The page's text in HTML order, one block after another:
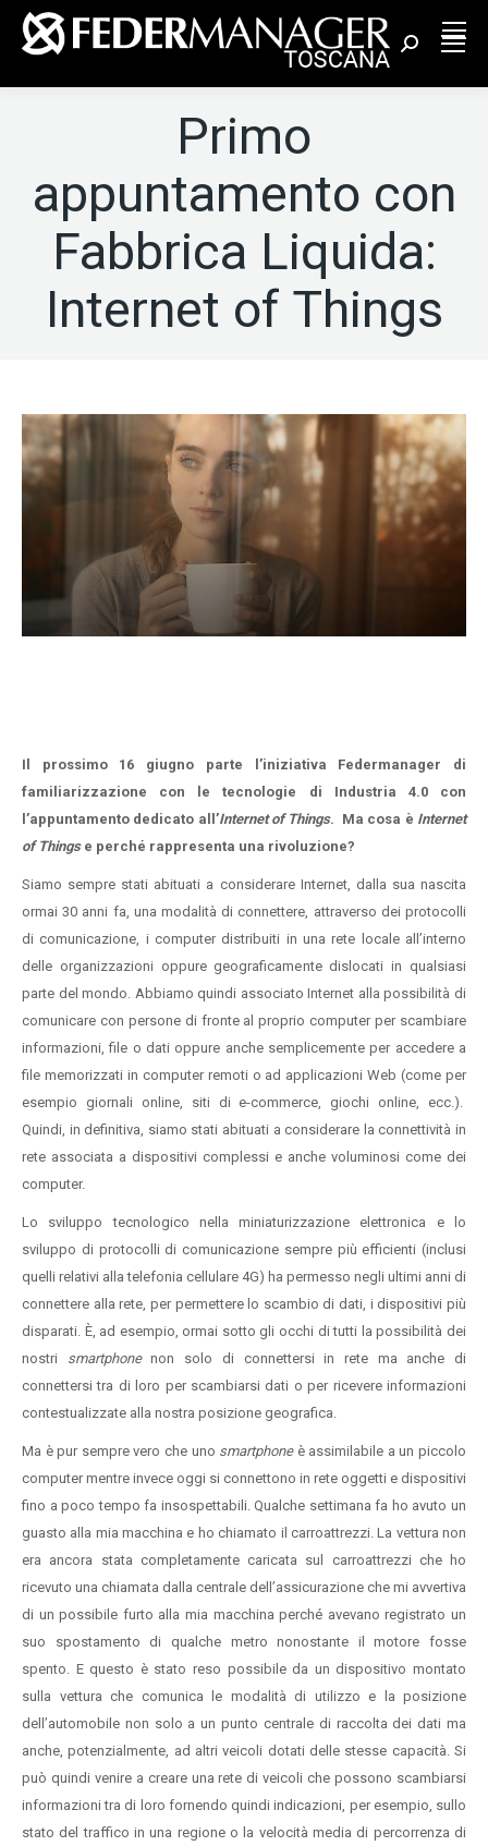
Cerca:
Primo
appuntamento con
Fabbrica Liquida:
Internet of Things
Il prossimo 16 giugno parte l’iniziativa Federmanager di
familiarizzazione con le tecnologie di Industria 4.0 con
l’appuntamento dedicato all’Internet of Things. Ma cosa è Internet
of Thingse perché rappresenta una rivoluzione?
Siamo sempre stati abituati a considerare Internet, dalla sua nascita
ormai 30 anni fa, una modalità di connettere, attraverso dei protocolli
di comunicazione, i computer distribuiti in una rete locale all’interno
delle organizzazioni oppure geograficamente dislocati in qualsiasi
parte del mondo. Abbiamo quindi associato Internet alla possibilità di
comunicare con persone di fronte al proprio computer per scambiare
informazioni, file o dati oppure anche semplicemente per accedere a
file memorizzati in computer remoti o ad applicazioni Web (come per
esempio giornali online, siti di e-commerce, giochi online, ecc.).
Quindi, in definitiva, siamo stati abituati a considerare la connettività in
rete associata a dispositivi complessi e anche voluminosi come dei
computer.
Lo sviluppo tecnologico nella miniaturizzazione elettronica e lo
sviluppo di protocolli di comunicazione sempre più efficienti (inclusi
quelli relativi alla telefonia cellulare 4G) ha permesso negli ultimi anni di
connettere alla rete, per permettere lo scambio di dati, i dispositivi più
disparati. È, ad esempio, ormai sotto gli occhi di tutti la possibilità dei
nostri smartphonenon solo di connettersi in rete ma anche di
connettersi tra di loro per scambiarsi dati o per ricevere informazioni
contestualizzate alla nostra posizione geografica.
Ma è pur sempre vero che uno smartphoneè assimilabile a un piccolo
computer mentre invece oggi si connettono in rete oggetti e dispositivi
fino a poco tempo fa insospettabili. Qualche settimana fa ho avuto un
guasto alla mia macchina e ho chiamato il carroattrezzi. La vettura non
era ancora stata completamente caricata sul carroattrezzi che ho
ricevuto una chiamata dalla centrale dell’assicurazione che mi avvertiva
di un possibile furto alla mia macchina perché avevano registrato un
suo spostamento di qualche metro nonostante il motore fosse
spento. E questo è stato reso possibile da un dispositivo montato
sulla vettura che comunica le modalità di utilizzo e la posizione
dell’automobile non solo a un punto centrale di raccolta dei dati ma
anche, potenzialmente, ad altri veicoli dotati delle stesse capacità. Si
può quindi venire a creare una rete di veicoli che possono scambiarsi
informazioni tra di loro fornendo quindi indicazioni, per esempio, sullo
stato del traffico in una regione o la velocità media di percorrenza di